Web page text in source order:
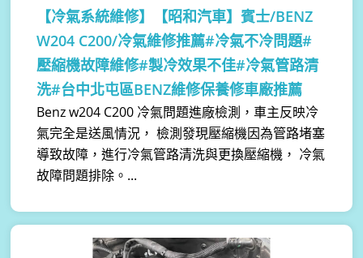
【冷氣系統維修】
【昭和汽車】賓士/BENZ
W204 C200/冷氣維修推薦#冷氣不冷問題#
壓縮機故障維修#製冷效果不佳#冷氣管路清
洗#台中北屯區BENZ維修保養修車廠推薦
Benz w204 C200 冷氣問題進廠檢測，車主反映冷
氣完全是送風情況， 檢測發現壓縮機因為管路堵塞
導致故障，進行冷氣管路清洗與更換壓縮機， 冷氣
故障問題排除。...